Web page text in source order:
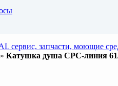
сервис, запчасти, моющие
» Катушка душа CPC-линия 61/